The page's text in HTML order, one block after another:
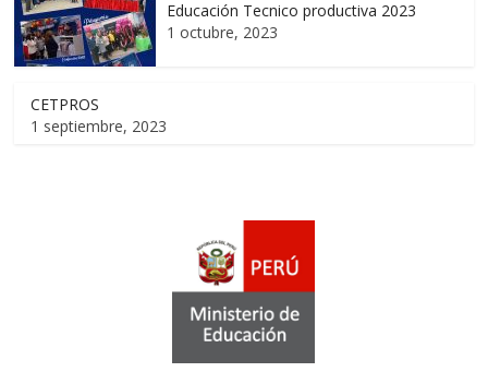
Educación Tecnico productiva 2023
1 octubre, 2023
CETPROS
1 septiembre, 2023